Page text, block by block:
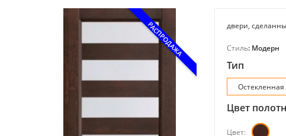
РАСПРОДАЖА двери,
Стиль: Модерн
Тип
Остекленная
Цвет
Цвет: